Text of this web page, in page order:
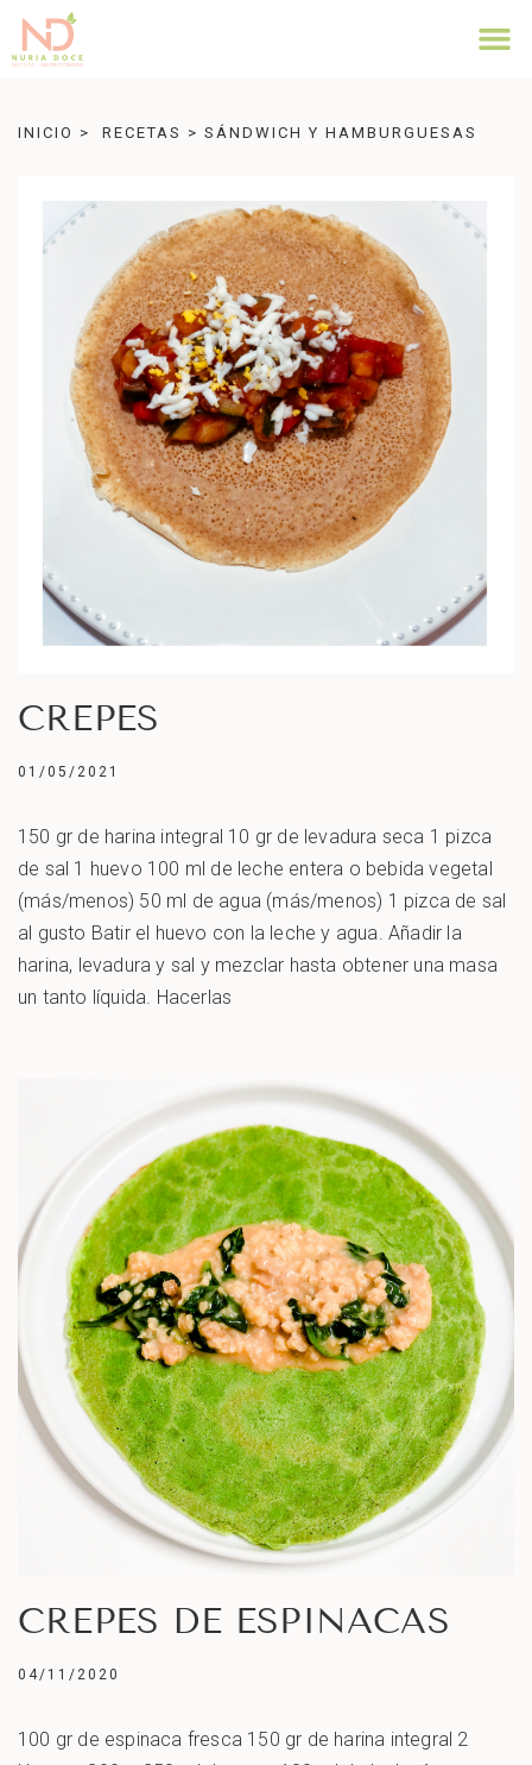
INICIO > RECETAS > SÁNDWICH Y HAMBURGUESAS
CREPES
01/05/2021
150 gr de harina integral 10 gr de levadura seca 1 pizca
de sal 1 huevo 100 ml de leche entera o bebida vegetal
(más/menos) 50 ml de agua (más/menos) 1 pizca de sal
al gusto Batir el huevo con la leche y agua. Añadir la
harina, levadura y sal y mezclar hasta obtener una masa
un tanto líquida. Hacerlas
CREPES DE ESPINACAS
04/11/2020
100 gr de espinaca fresca 150 gr de harina integral 2